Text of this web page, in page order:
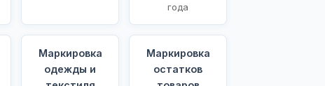
года
Маркировка
одежды и
Маркировка
остатков